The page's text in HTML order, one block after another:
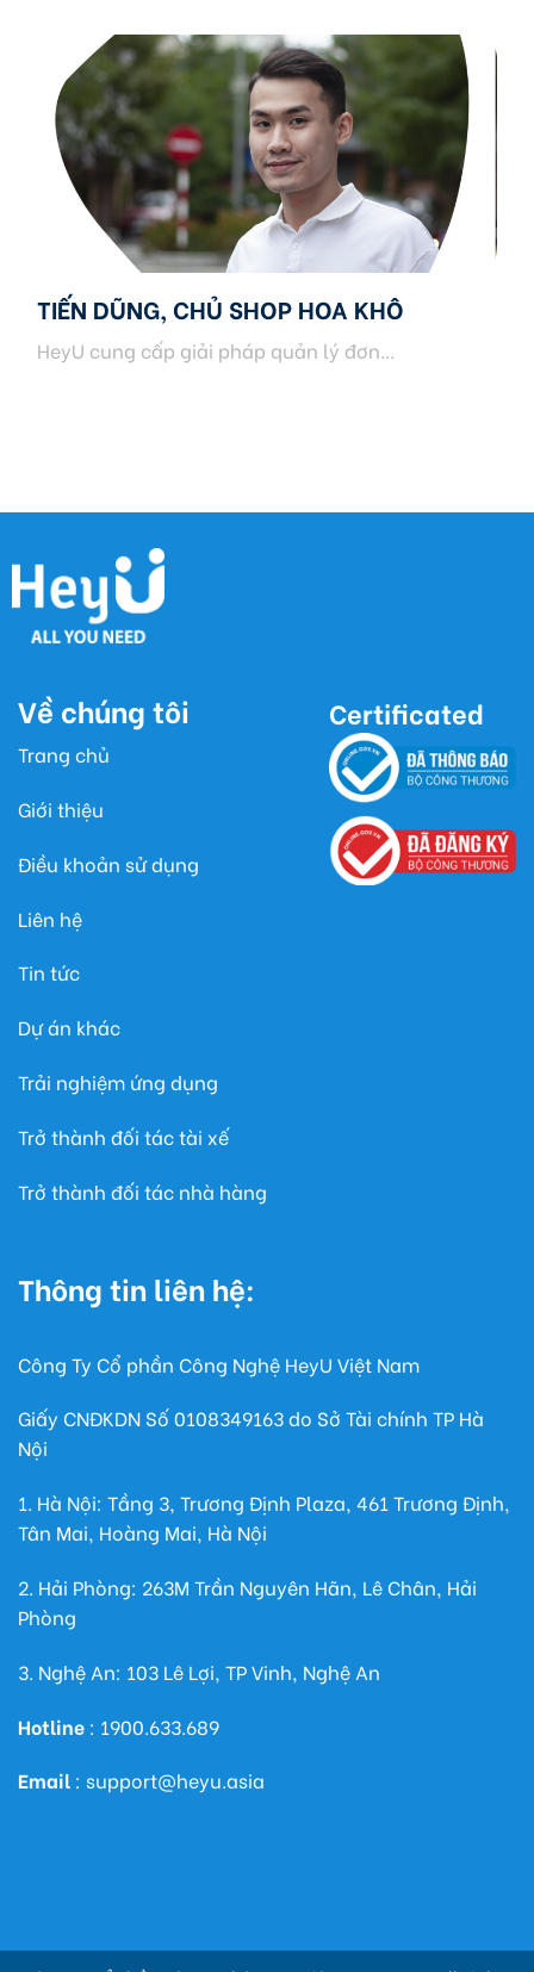
TIẾN DŨNG, CHỦ SHOP HOA KHÔ
HeyU cung cấp giải pháp quản lý đơn...
Về chúng tôi
Trang chủ
Giới thiệu
Điều khoản sử dụng
Liên hệ
Tin tức
Dự án khác
Trải nghiệm ứng dụng
Trở thành đối tác tài xế
Trở thành đối tác nhà hàng
Certificated
Thông tin liên hệ:
Công Ty Cổ phần Công Nghệ HeyU Việt Nam
Giấy CNĐKDN Số0108349163do Sở Tài chính TP Hà
Nội
1. Hà Nội: Tầng 3, Trương Định Plaza, 461 Trương Định,
Tân Mai, Hoàng Mai, Hà Nội
2. Hải Phòng: 263M Trần Nguyên Hãn, Lê Chân, Hải
Phòng
3. Nghệ An: 103 Lê Lợi, TP Vinh, Nghệ An
Hotline : 1900.633.689
Email : support@heyu.asia